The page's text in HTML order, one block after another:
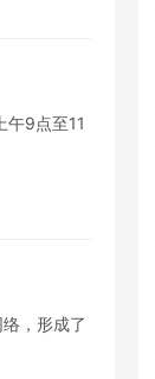
午9点至11
，形成了